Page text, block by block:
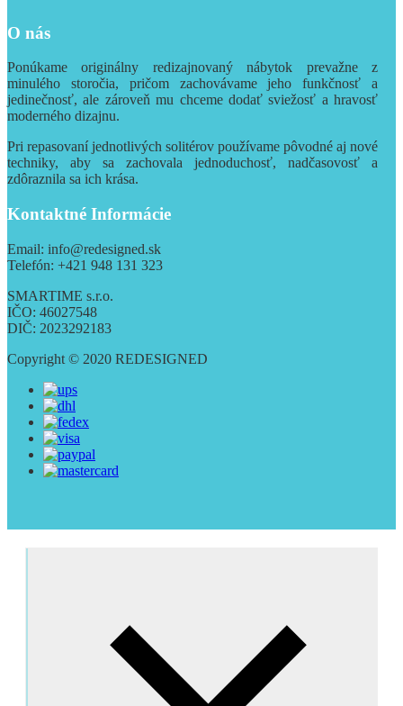
O nás
Ponúkame originálny redizajnovaný nábytok prevažne z
minulého storočia, pričom zachovávame jeho funkčnosť a
jedinečnosť, ale zároveň mu chceme dodať sviežosť a hravosť
moderného dizajnu.
Pri repasovaní jednotlivých solitérov používame pôvodné aj nové
techniky, aby sa zachovala jednoduchosť, nadčasovosť a
zdôraznila sa ich krása.
Kontaktné Informácie
Email: info@redesigned.sk
Telefón: +421 948 131 323
SMARTIME s.r.o.
IČO: 46027548
DIČ: 2023292183
Copyright © 2020 REDESIGNED